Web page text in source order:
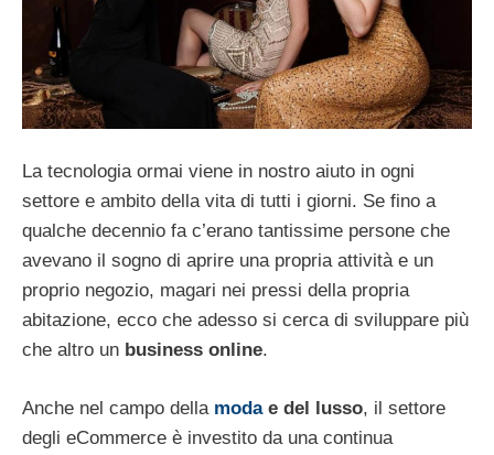
La tecnologia ormai viene in nostro aiuto in ogni
settore e ambito della vita di tutti i giorni. Se fino a
qualche decennio fa c’erano tantissime persone che
avevano il sogno di aprire una propria attività e un
proprio negozio, magari nei pressi della propria
abitazione, ecco che adesso si cerca di sviluppare più
che altro un business online.
Anche nel campo della modae del lusso, il settore
degli eCommerce è investito da una continua